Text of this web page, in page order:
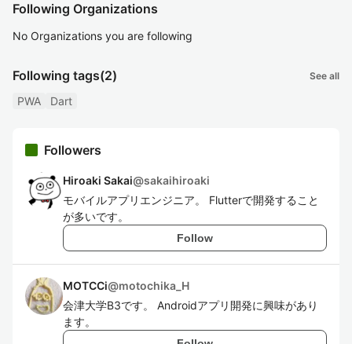
Following Organizations
No Organizations you are following
Following tags(2) See all
PWA Dart
Followers
Hiroaki Sakai@sakaihiroaki
モバイルアプリエンジニア。 Flutterで開発すること
が多いです。
Follow
MOTCCi@motochika_H
会津大学B3です。 Androidアプリ開発に興味があり
ます。